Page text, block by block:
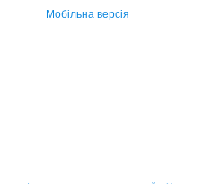
Мобільна версія